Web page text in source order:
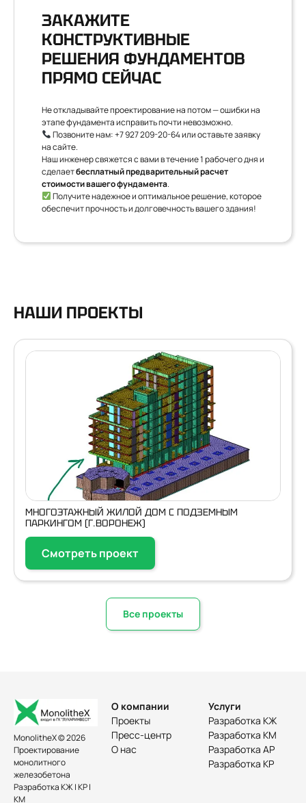
ЗАКАЖИТЕ
КОНСТРУКТИВНЫЕ
РЕШЕНИЯ ФУНДАМЕНТОВ
ПРЯМО СЕЙЧАС
Не откладывайте проектирование на потом — ошибки на
этапе фундамента исправить почти невозможно.
Позвоните нам:+7 927 209-20-64или оставьте заявку
на сайте.
Наш инженер свяжется с вами в течение 1 рабочего дня и
сделаетбесплатный предварительный расчет
стоимости вашего фундамента.
Получите надежное и оптимальное решение, которое
обеспечит прочность и долговечность вашего здания!
НАШИ ПРОЕКТЫ
МНОГОЭТАЖНЫЙ ЖИЛОЙ ДОМ С ПОДЗЕМНЫМ
ПАРКИНГОМ (Г.ВОРОНЕЖ)
Смотреть проект
Все проекты
MonolitheX © 2026
Проектирование
монолитного
железобетона
Разработка КЖ | КР |
КМ
О компании
Проекты
Пресс-центр
О нас
Услуги
Разработка КЖ
Разработка КМ
Разработка АР
Разработка КР